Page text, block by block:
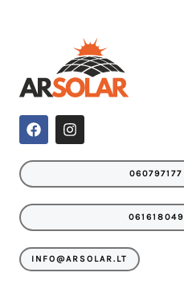
F
a
e
o
I
n
t
r
060797177
061618049
INFO@ARSOLAR.LT